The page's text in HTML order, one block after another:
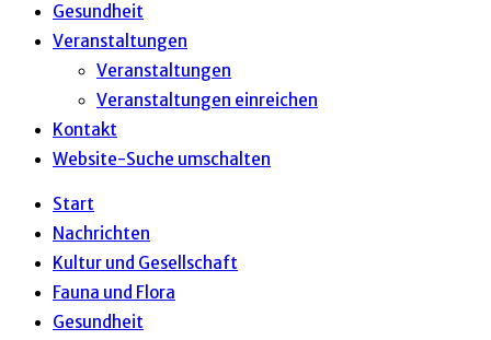
Gesundheit
Veranstaltungen
Veranstaltungen
Veranstaltungen einreichen
Kontakt
Website-Suche umschalten
Start
Nachrichten
Kultur und Gesellschaft
Fauna und Flora
Gesundheit